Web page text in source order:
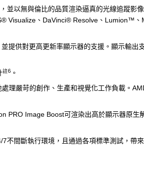
並以無與倫比的品質渲染逼真的光線追蹤影
Visualize、DaVinci® Resolve、Lumion™、
提供對更高更新率顯示器的支援。顯示輸出
註6 。
理嚴苛的創作、生產和視覺化工作負載。
PRO Image Boost可渲染出高於顯示器原生
間斷執行環境，且通過各項標準測試，帶